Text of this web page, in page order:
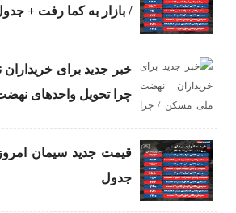
/ بازار به کما رفت +
خبر جدید برای
چرا تحویل واحدهای
جدول